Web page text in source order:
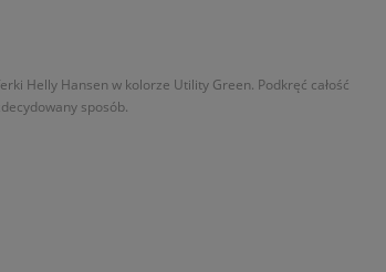
Helly Hansen w kolorze Utility Green. Podkręć całość
sposób.